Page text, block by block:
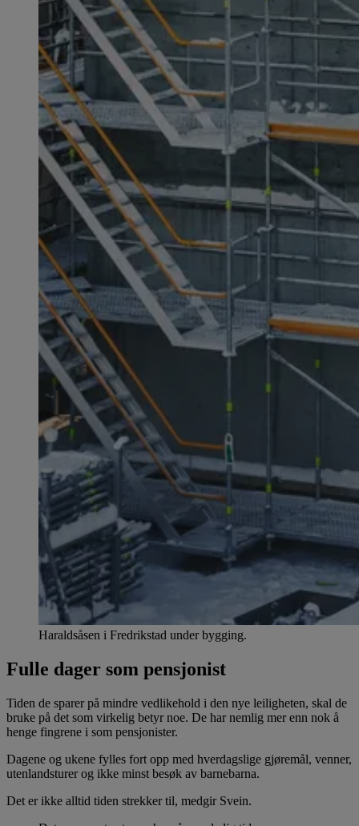
Haraldsåsen i Fredrikstad under bygging.
Fulle dager som pensjonist
Tiden de sparer på mindre vedlikehold i den nye leiligheten, skal de
bruke på det som virkelig betyr noe. De har nemlig mer enn nok å
henge fingrene i som pensjonister.
Dagene og ukene fylles fort opp med hverdagslige gjøremål, venner,
utenlandsturer og ikke minst besøk av barnebarna.
Det er ikke alltid tiden strekker til, medgir Svein.